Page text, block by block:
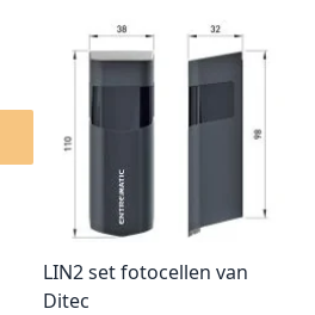
LIN2 set fotocellen van
Ditec